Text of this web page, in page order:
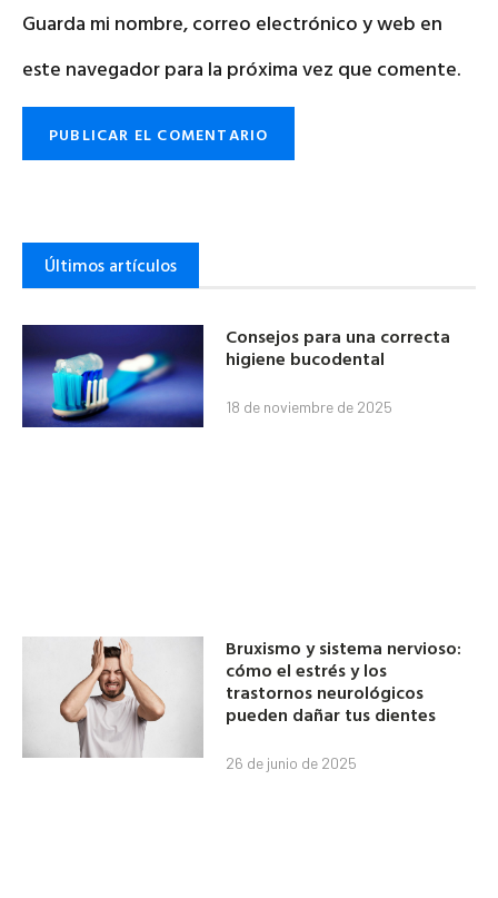
Guarda mi nombre, correo electrónico y web en
este navegador para la próxima vez que comente.
Últimos artículos
Consejos para una correcta
higiene bucodental
18 de noviembre de 2025
Bruxismo y sistema nervioso:
cómo el estrés y los
trastornos neurológicos
pueden dañar tus dientes
26 de junio de 2025